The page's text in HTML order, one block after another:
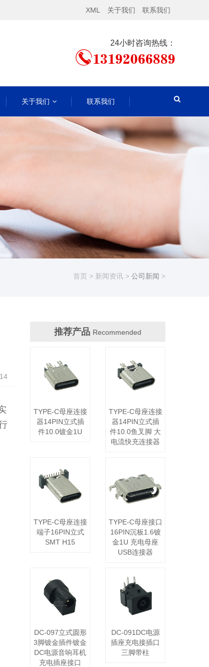
XML 关于我们 联系我们
24小时咨询热线：
13192066889
关于我们 联系我们
首页 > 新闻资讯 > 公司新闻 >
推荐产品 Recommended
TYPE-C母座连接
器14PIN立式插
件10.0镀金1U
TYPE-C母座连接
器14PIN立式插
件10.0鱼叉脚 大
电流快充连接器
TYPE-C母座连接
端子16PIN立式
SMT H15
TYPE-C母座接口
16PIN沉板1.6镀
金1U 充电母座
USB连接器
DC-097立式圆形
3脚镀金插件镀金
DC电源音响耳机
充电插座接口
DC-091DC电源
插座充电接插口
三脚带柱